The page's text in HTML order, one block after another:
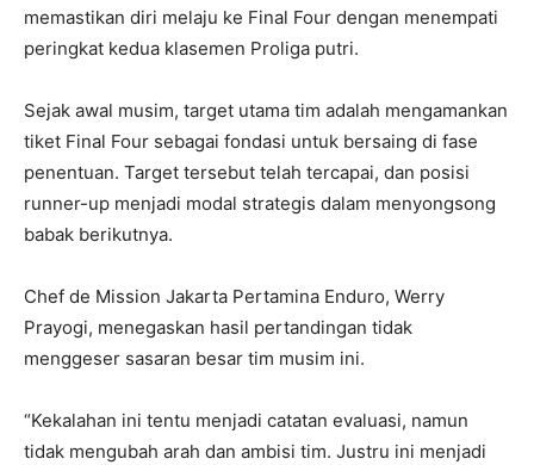
memastikan diri melaju ke Final Four dengan menempati
peringkat kedua klasemen Proliga putri.
Sejak awal musim, target utama tim adalah mengamankan
tiket Final Four sebagai fondasi untuk bersaing di fase
penentuan. Target tersebut telah tercapai, dan posisi
runner-up menjadi modal strategis dalam menyongsong
babak berikutnya.
Chef de Mission Jakarta Pertamina Enduro, Werry
Prayogi, menegaskan hasil pertandingan tidak
menggeser sasaran besar tim musim ini.
“Kekalahan ini tentu menjadi catatan evaluasi, namun
tidak mengubah arah dan ambisi tim. Justru ini menjadi